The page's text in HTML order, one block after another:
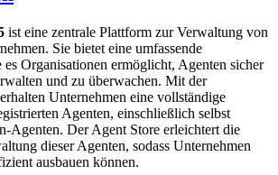
ist eine zentrale Plattform zur Verwaltung von
Sie bietet eine umfassende
es Organisationen ermöglicht, Agenten sicher
und zu überwachen. Mit der
Unternehmen eine vollständige
Agenten, einschließlich selbst
Agenten. Der Agent Store erleichtert die
dieser Agenten, sodass Unternehmen
ausbauen können.